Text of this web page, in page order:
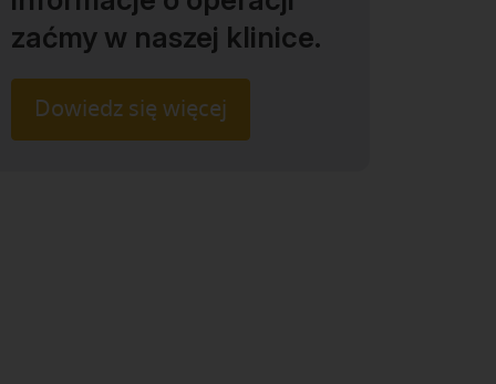
zaćmy w naszej klinice.
Dowiedz się więcej